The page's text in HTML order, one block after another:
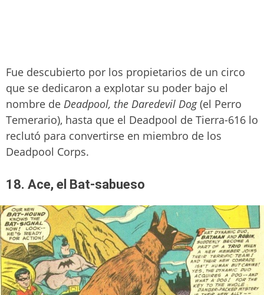
Fue descubierto por los propietarios de un circo
que se dedicaron a explotar su poder bajo el
nombre de Deadpool, the Daredevil Dog(el Perro
Temerario), hasta que el Deadpool de Tierra-616 lo
reclutó para convertirse en miembro de los
Deadpool Corps.
18. Ace, el Bat-sabueso